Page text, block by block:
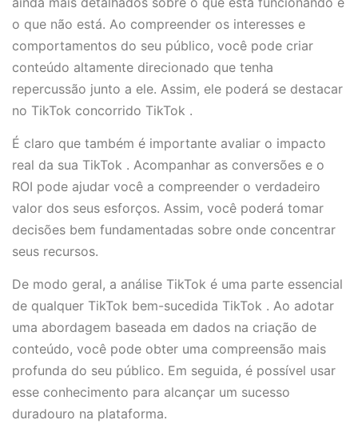
o que não está. Ao compreender os interesses e
comportamentos do seu público, você pode criar
conteúdo altamente direcionado que tenha
repercussão junto a ele. Assim, ele poderá se destacar
no TikTok concorrido TikTok .
É claro que também é importante avaliar o impacto
real da sua TikTok . Acompanhar as conversões e o
ROI pode ajudar você a compreender o verdadeiro
valor dos seus esforços. Assim, você poderá tomar
decisões bem fundamentadas sobre onde concentrar
seus recursos.
De modo geral, a análise TikTok é uma parte essencial
de qualquer TikTok bem-sucedida TikTok . Ao adotar
uma abordagem baseada em dados na criação de
conteúdo, você pode obter uma compreensão mais
profunda do seu público. Em seguida, é possível usar
esse conhecimento para alcançar um sucesso
duradouro na plataforma.